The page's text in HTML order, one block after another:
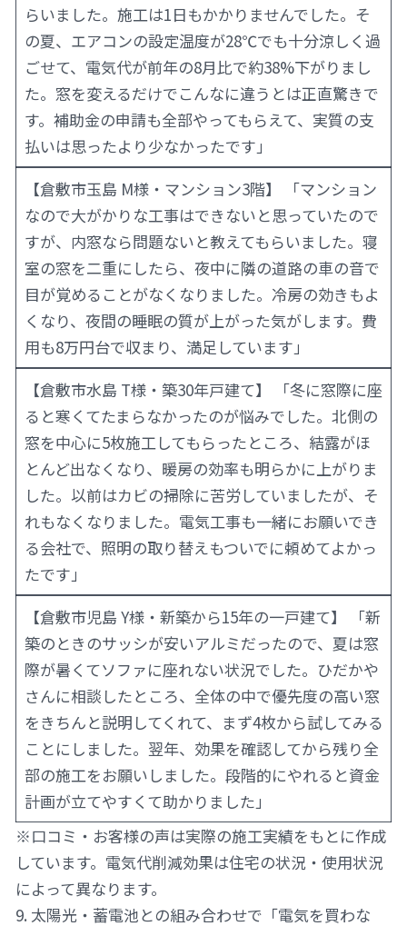
らいました。施工は1日もかかりませんでした。そ
の夏、エアコンの設定温度が28℃でも十分涼しく過
ごせて、電気代が前年の8月比で約38%下がりまし
た。窓を変えるだけでこんなに違うとは正直驚きで
す。補助金の申請も全部やってもらえて、実質の支
払いは思ったより少なかったです」
【倉敷市玉島 M様・マンション3階】 「マンション
なので大がかりな工事はできないと思っていたので
すが、内窓なら問題ないと教えてもらいました。寝
室の窓を二重にしたら、夜中に隣の道路の車の音で
目が覚めることがなくなりました。冷房の効きもよ
くなり、夜間の睡眠の質が上がった気がします。費
用も8万円台で収まり、満足しています」
【倉敷市水島 T様・築30年戸建て】 「冬に窓際に座
ると寒くてたまらなかったのが悩みでした。北側の
窓を中心に5枚施工してもらったところ、結露がほ
とんど出なくなり、暖房の効率も明らかに上がりま
した。以前はカビの掃除に苦労していましたが、そ
れもなくなりました。電気工事も一緒にお願いでき
る会社で、照明の取り替えもついでに頼めてよかっ
たです」
【倉敷市児島 Y様・新築から15年の一戸建て】 「新
築のときのサッシが安いアルミだったので、夏は窓
際が暑くてソファに座れない状況でした。ひだかや
さんに相談したところ、全体の中で優先度の高い窓
をきちんと説明してくれて、まず4枚から試してみる
ことにしました。翌年、効果を確認してから残り全
部の施工をお願いしました。段階的にやれると資金
計画が立てやすくて助かりました」
※口コミ・お客様の声は実際の施工実績をもとに作成
しています。電気代削減効果は住宅の状況・使用状況
によって異なります。
9. 太陽光・蓄電池との組み合わせで「電気を買わな